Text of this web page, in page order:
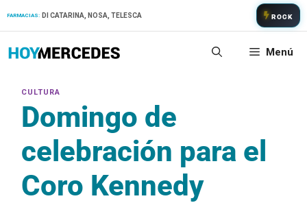
FARMACIAS: DI CATARINA, NOSA, TELESCA ROCK
Menú
Domingo de
celebración para el
Coro Kennedy